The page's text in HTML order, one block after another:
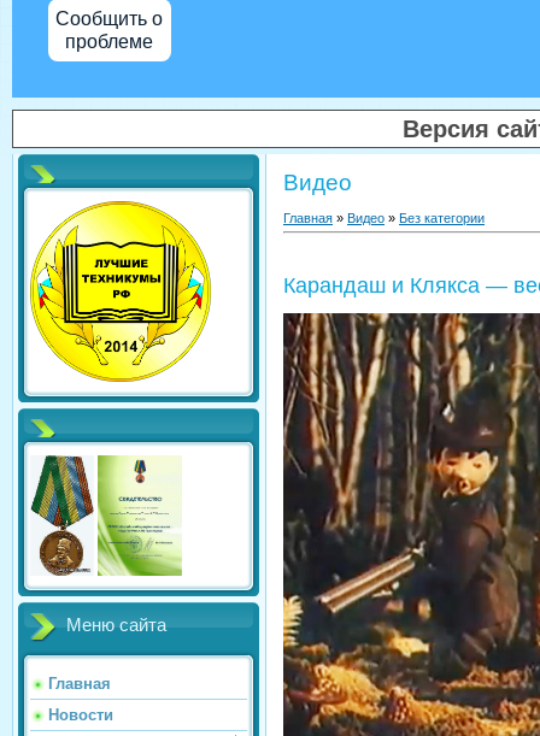
Сообщить о
проблеме
Версия
Меню сайта
Главная
Новости
Видео
Главная » Видео » Без категории
Карандаш и Клякса —